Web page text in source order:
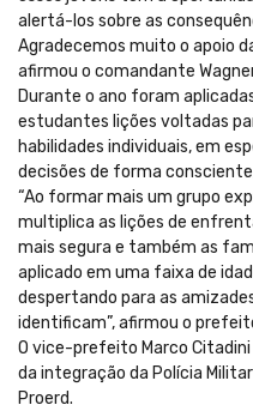
alertá-los sobre as
Agradecemos muito o apoio
afirmou o comandante
Durante o ano foram
estudantes lições voltadas
habilidades individuais, em
decisões de forma
“Ao formar mais um grupo
multiplica as lições de
mais segura e também as
aplicado em uma faixa de
despertando para as
identificam”, afirmou o
O vice-prefeito Marco
da integração da Polícia
Proerd.